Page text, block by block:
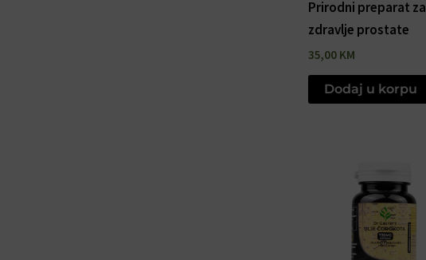
Prirodni preparat za
zdravlje prostate
35,00 KM
Dodaj u korpu